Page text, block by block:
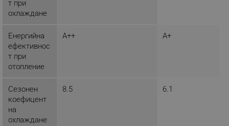
т при
охлаждане
Енергийна
ефективнос
т при
отопление
A++ A+
Сезонен
коефицент
на
охлаждане
8.5 6.1